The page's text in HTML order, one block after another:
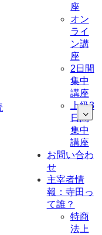
座
オン
ライ
ン講
座
2日間
集中
講座
上級3
日間
集中
講座
お問い合わ
せ
主宰者情
報：寺田っ
て誰？
特商
法上